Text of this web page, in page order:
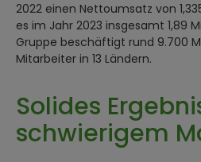
2022 einen Nettoumsatz von
es im Jahr 2023 insgesamt 1,89
Gruppe beschäftigt rund 9.700
Mitarbeiter in 13 Ländern.
Solides
schwierigem